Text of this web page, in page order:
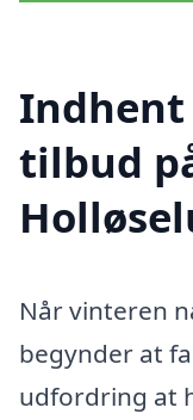
tilbud
Når vinteren
begynder at
udfordring at